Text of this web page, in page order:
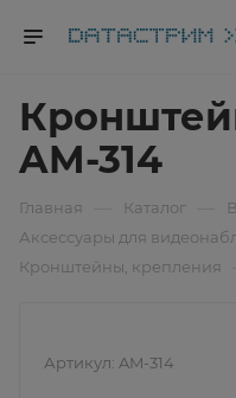
AM-314
Главная Каталог
Аксессуары для
Кронштейны, крепления
Артикул: AM-314